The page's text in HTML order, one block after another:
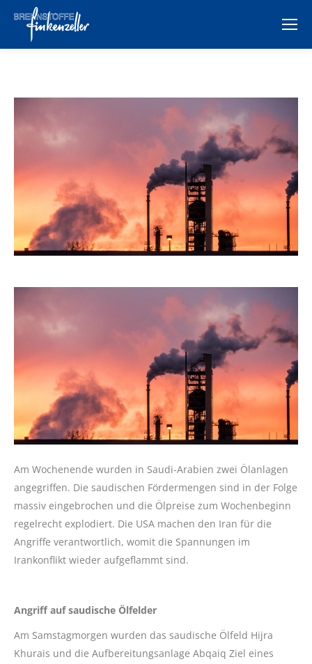
Am Wochenende wurden in Saudi-Arabien zwei Ölanlagen
angegriffen. Die saudischen Fördermengen sind in der Folge
massiv eingebrochen und die Ölpreise zum Wochenbeginn
regelrecht explodiert. Die USA machen den Iran für die
Angriffe verantwortlich, womit die Spannungen im
Irankonflikt wieder aufgeflammt sind.
Angriff auf saudische Ölfelder
Am Samstagmorgen wurden das saudische Ölfeld Hijra
Khurais und die Aufbereitungsanlage Abqaiq Ziel eines